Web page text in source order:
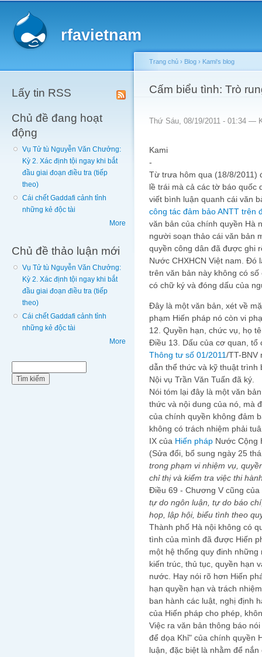
rfavietnam
Lấy tin RSS
Chủ đề đang hoạt
động
Vụ Tử tù Nguyễn Văn Chưởng:
Kỳ 2. Xác định tội ngay khi bắt
đầu giai đoạn điều tra (tiếp
theo)
Cái chết Gaddafi cảnh tỉnh
những kẻ độc tài
More
Chủ đề thảo luận mới
Vụ Tử tù Nguyễn Văn Chưởng:
Kỳ 2. Xác định tội ngay khi bắt
đầu giai đoạn điều tra (tiếp
theo)
Cái chết Gaddafi cảnh tỉnh
những kẻ độc tài
More
You are here
Trang chủ › Blog › Kami's blog
Cấm biểu tình: Trò
Thứ Sáu, 08/19/2011 - 01:34 —
Kami
-
Từ trưa hôm qua (18/8/2011)
lề trái mà cả các tờ báo quốc
viết bình luận quanh cái văn
công tác đảm bảo ANTT trên
văn bản của chính quyền Hà
người soạn thảo cái văn bản
quyền công dân đã được ghi
Nước CHXHCN Việt nam. Đó
trên văn bản này không có
có chữ ký và đóng dấu của
Đây là một văn bản, xét về
phạm Hiến pháp nó còn vi
12. Quyền hạn, chức vụ, họ
Điều 13. Dấu của cơ quan,
Thông tư số 01/2011/TT-BNV
dẫn thể thức và kỹ thuật trình
Nội vụ Trần Văn Tuấn đã ký.
Nói tóm lại đây là một văn
thức và nội dung của nó, mà
của chính quyền không đảm
không có trách nhiệm phải
IX của Hiến pháp Nước Cộng
(Sửa đổi, bổ sung ngày 25
trong phạm vi nhiệm vụ,
chỉ thị và kiểm tra việc thi
Điều 69 - Chương V cũng
tự do ngôn luận, tự do báo
họp, lập hội, biểu tình theo
Thành phố Hà nội không có
tình của mình đã được Hiến
một hệ thống quy đinh
kiến trúc, thủ tục, quyền hạn
nước. Hay nói rõ hơn Hiến
hạn quyền hạn và trách
ban hành các luật, nghị định
của Hiến pháp cho phép,
Việc ra văn bản thông báo
để dọa Khỉ" của chính quyền
luận, đặc biệt là nhằm để